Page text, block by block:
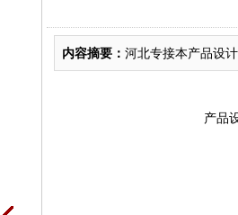
内容摘要： 河北专接本产品设
产品